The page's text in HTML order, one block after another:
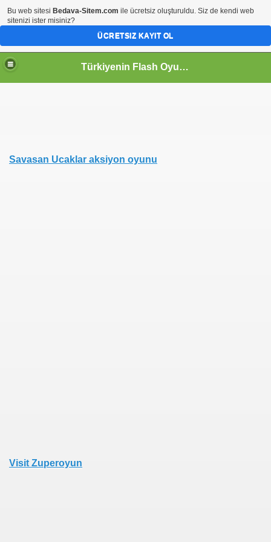
Türkiyenin Flash Oyun Portalı
Savasan Ucaklar aksiyon oyunu
Visit Zuperoyun
Bu web sitesi Bedava-Sitem.com ile ücretsiz oluşturuldu. Siz de kendi web
sitenizi ister misiniz?
ÜCRETSIZ KAYIT OL